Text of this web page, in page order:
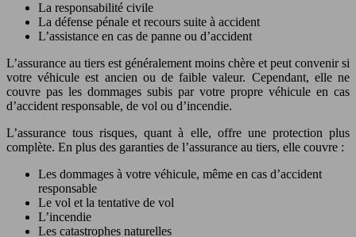
La responsabilité civile
La défense pénale et recours suite à accident
L’assistance en cas de panne ou d’accident
L’assurance au tiers est généralement moins chère et peut convenir si
votre véhicule est ancien ou de faible valeur. Cependant, elle ne
couvre pas les dommages subis par votre propre véhicule en cas
d’accident responsable, de vol ou d’incendie.
L’assurance tous risques, quant à elle, offre une protection plus
complète. En plus des garanties de l’assurance au tiers, elle couvre :
Les dommages à votre véhicule, même en cas d’accident
responsable
Le vol et la tentative de vol
L’incendie
Les catastrophes naturelles